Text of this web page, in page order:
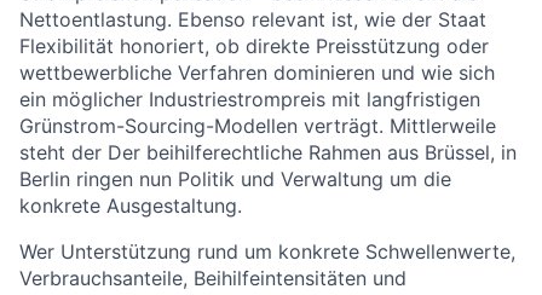
Nettoentlastung. Ebenso relevant ist, wie der Staat
Flexibilität honoriert, ob direkte Preisstützung oder
wettbewerbliche Verfahren dominieren und wie sich
ein möglicher Industriestrompreis mit langfristigen
Grünstrom-Sourcing-Modellen verträgt. Mittlerweile
steht der Der beihilferechtliche Rahmen aus Brüssel, in
Berlin ringen nun Politik und Verwaltung um die
konkrete Ausgestaltung.
Wer Unterstützung rund um konkrete Schwellenwerte,
Verbrauchsanteile, Beihilfeintensitäten und